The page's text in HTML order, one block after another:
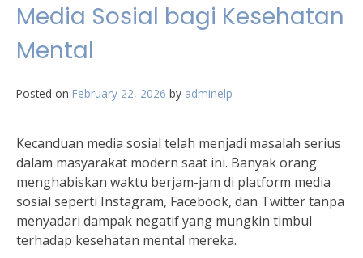
Media Sosial bagi Kesehatan
Mental
Posted on February 22, 2026 by adminelp
Kecanduan media sosial telah menjadi masalah serius
dalam masyarakat modern saat ini. Banyak orang
menghabiskan waktu berjam-jam di platform media
sosial seperti Instagram, Facebook, dan Twitter tanpa
menyadari dampak negatif yang mungkin timbul
terhadap kesehatan mental mereka.